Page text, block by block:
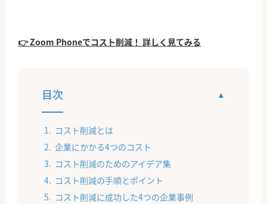
👉 Zoom Phoneでコスト削減！ 詳しく見てみる
目次
コスト削減とは
企業にかかる4つのコスト
コスト削減のためのアイデア集
コスト削減の手順とポイント
コスト削減に成功した4つの企業事例